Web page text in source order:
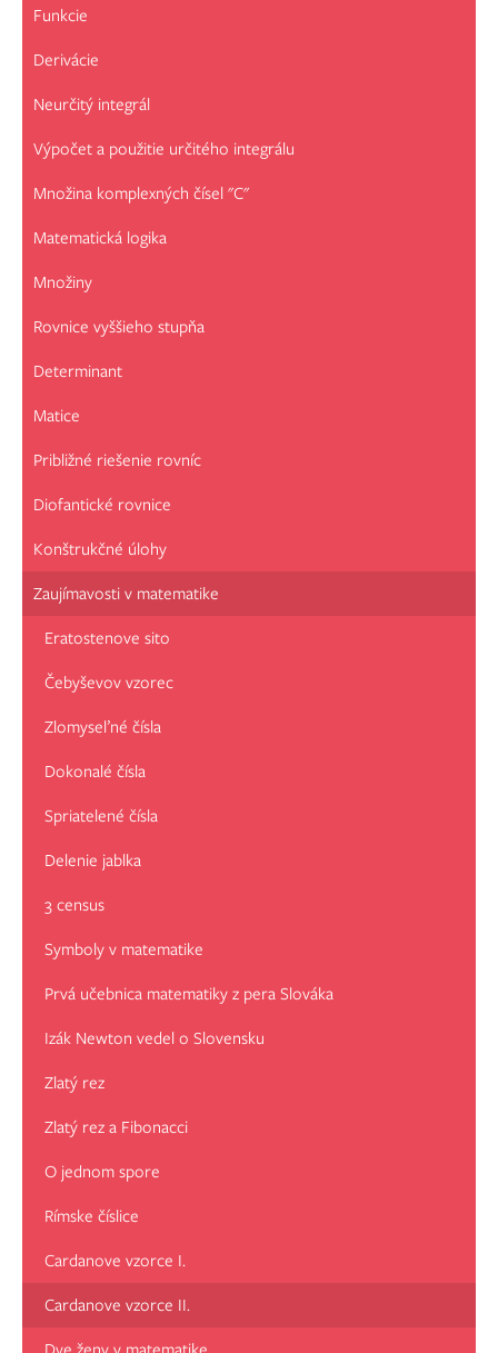
Funkcie
Derivácie
Neurčitý integrál
Výpočet a použitie určitého integrálu
Množina komplexných čísel "C"
Matematická logika
Množiny
Rovnice vyššieho stupňa
Determinant
Matice
Približné riešenie rovníc
Diofantické rovnice
Konštrukčné úlohy
Zaujímavosti v matematike
Eratostenove sito
Čebyševov vzorec
Zlomyseľné čísla
Dokonalé čísla
Spriatelené čísla
Delenie jablka
3 census
Symboly v matematike
Prvá učebnica matematiky z pera Slováka
Izák Newton vedel o Slovensku
Zlatý rez
Zlatý rez a Fibonacci
O jednom spore
Rímske číslice
Cardanove vzorce I.
Cardanove vzorce II.